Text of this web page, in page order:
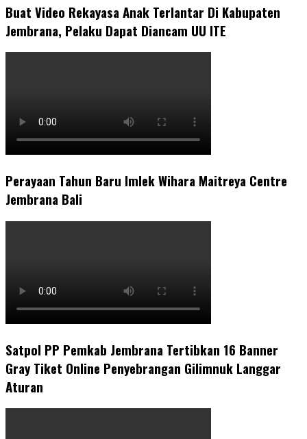
Buat Video Rekayasa Anak Terlantar Di Kabupaten
Jembrana, Pelaku Dapat Diancam UU ITE
Perayaan Tahun Baru Imlek Wihara Maitreya Centre
Jembrana Bali
Satpol PP Pemkab Jembrana Tertibkan 16 Banner
Gray Tiket Online Penyebrangan Gilimnuk Langgar
Aturan